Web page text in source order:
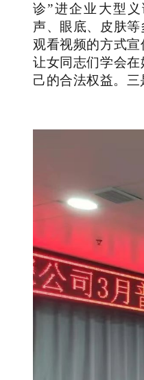
诊”进企业大型
声、眼底、皮肤
观看视频的方式
让女同志们学会
己的合法权益。三